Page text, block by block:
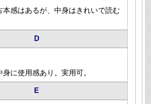
本感はあるが、中身はきれいで読む
D
に使用感あり。実用可。
E